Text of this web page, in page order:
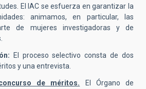
El IAC se esfuerza en garantizar la
animamos, en particular, las
de mujeres investigadoras y de
El proceso selectivo consta de dos
y una entrevista.
de méritos. El Órgano de